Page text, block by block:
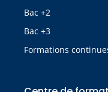
Bac +2
Bac +3
Formations